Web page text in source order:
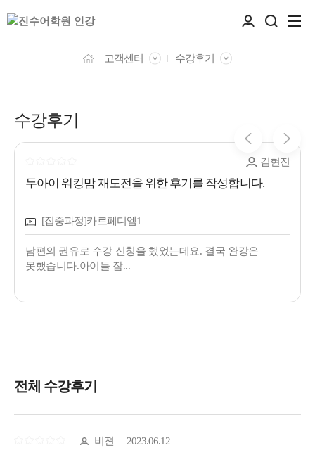
고객센터 수강후기
수강후기
김현진
두아이 워킹맘 재도전을 위한 후기를 작성합니다.
[집중과정]카르페디엠1
남편의 권유로 수강 신청을 했었는데요. 결국 완강은
못했습니다.아이들 잠...
전체 수강후기
비젼 2023.06.12